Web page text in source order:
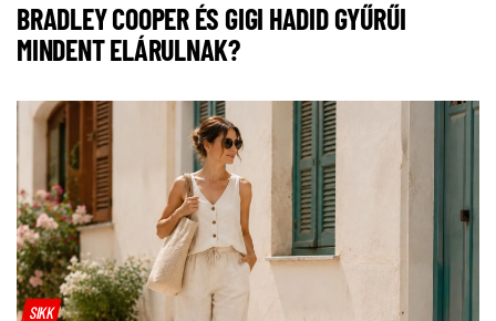
BRADLEY COOPER ÉS GIGI HADID GYŰRŰI
MINDENT ELÁRULNAK?
SIKK